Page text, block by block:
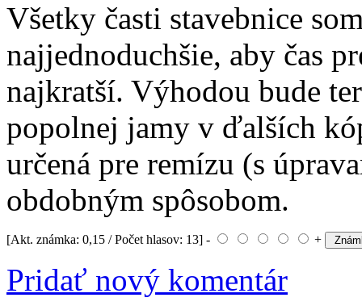
Všetky časti stavebnice
najjednoduchšie, aby čas
najkratší. Výhodou bude
popolnej jamy v ďalších
určená pre remízu (s
obdobným spôsobom.
[Akt. známka: 0,15 / Počet hlasov: 13] - +
Pridať nový komentár